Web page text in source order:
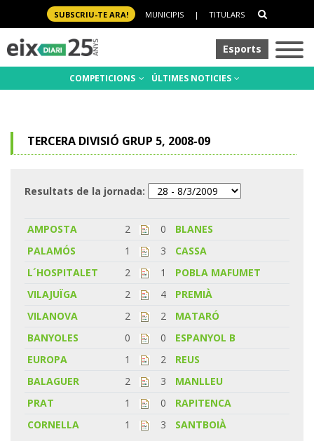
SUBSCRIU-TE ARA! MUNICIPIS | TITULARS
Esports
COMPETICIONS ÚLTIMES NOTICIES
TERCERA DIVISIÓ GRUP 5, 2008-09
Resultats de la jornada:
AMPOSTA 2 0
BLANES
PALAMÓS
1 3
CASSA
L´HOSPITALET
2 1
POBLA MAFUMET
VILAJUÏGA
2 4
PREMIÀ
VILANOVA
2 2
MATARÓ
BANYOLES
0 0
ESPANYOL B
EUROPA
1 2
REUS
BALAGUER
2 3
MANLLEU
PRAT
1 0
RAPITENCA
CORNELLA
1 3 SANTBOIÀ